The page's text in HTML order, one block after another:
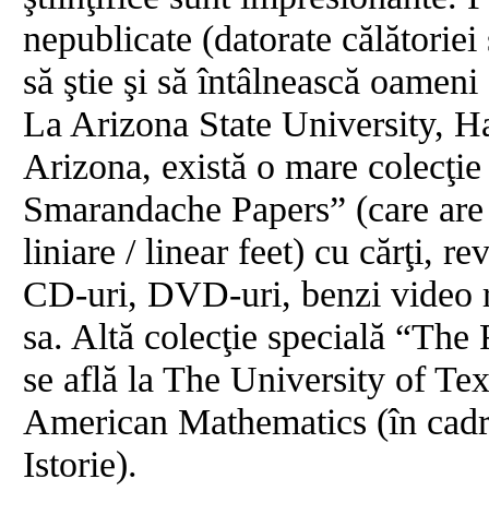
nepublicate (datorate
să ştie şi să întâlnească
La Arizona State University,
Arizona, există o mare
Smarandache Papers” (care
liniare / linear feet) cu cărţi,
CD-uri, DVD-uri, benzi video
sa. Altă colecţie specială “The
se află la The University of
American Mathematics (în
Istorie).